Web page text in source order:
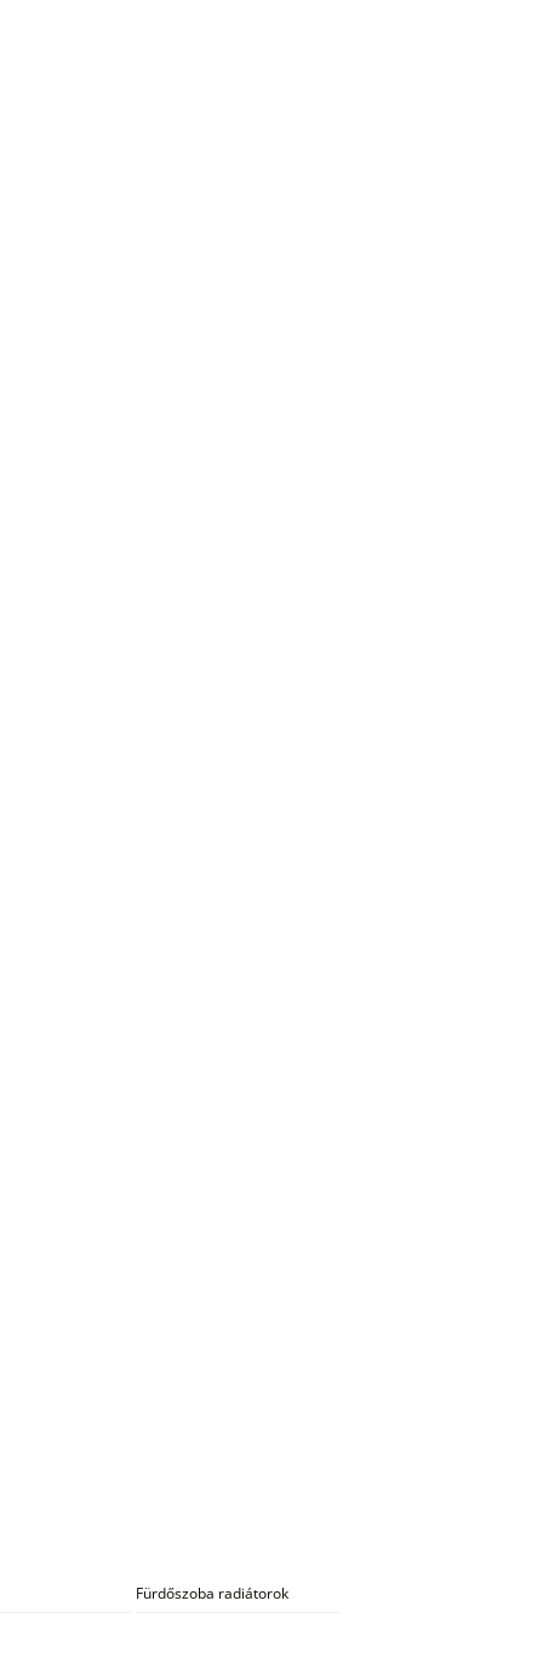
Fürdőszoba radiátorok